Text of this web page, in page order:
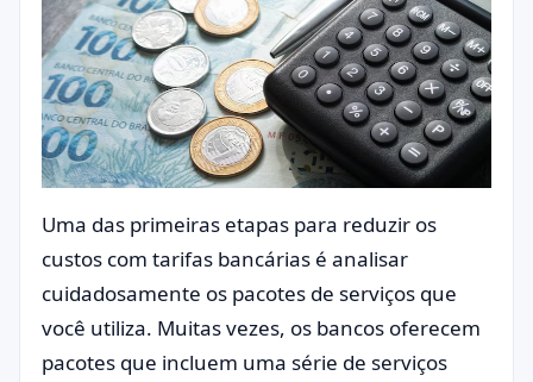
Uma das primeiras etapas para reduzir os
custos com tarifas bancárias é analisar
cuidadosamente os pacotes de serviços que
você utiliza. Muitas vezes, os bancos oferecem
pacotes que incluem uma série de serviços